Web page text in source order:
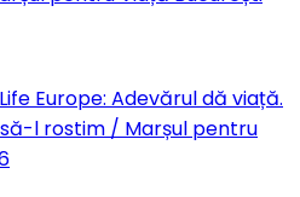
Europe: Adevărul dă viață.
l rostim / Marșul pentru